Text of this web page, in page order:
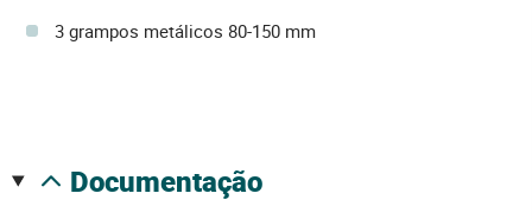
3 grampos metálicos 80-150 mm
documentação